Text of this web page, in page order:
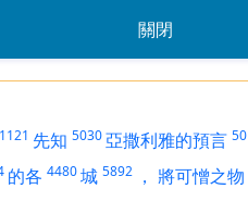
關閉
1121 先知 5030亞撒利雅的預言
的各 4480城 5892 ， 將可憎之物